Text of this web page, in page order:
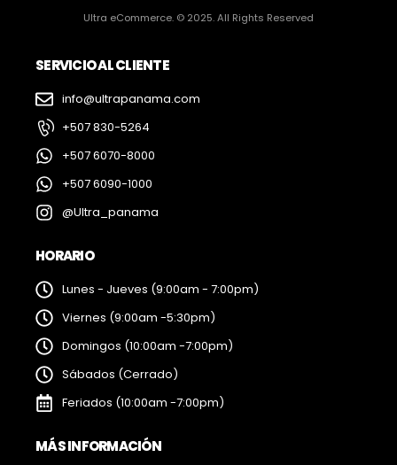
Ultra eCommerce. © 2025. All Rights Reserved
SERVICIO AL CLIENTE
info@ultrapanama.com
+507 830-5264
+507 6070-8000
+507 6090-1000
@Ultra_panama
HORARIO
Lunes - Jueves (9:00am - 7:00pm)
Viernes (9:00am -5:30pm)
Domingos (10:00am -7:00pm)
Sábados (Cerrado)
Feriados (10:00am -7:00pm)
MÁS INFORMACIÓN